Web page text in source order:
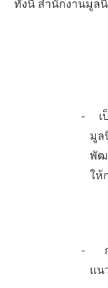
ทั้งนี้ สำนักงานมู
-
มูล
พัฒ
ให้
-
แน